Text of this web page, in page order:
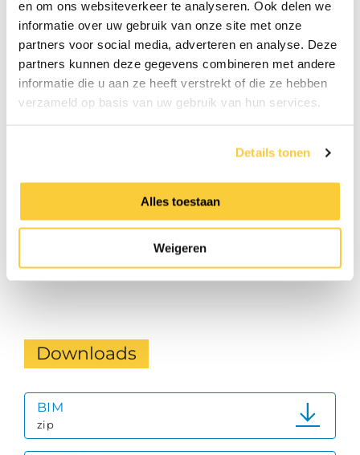
en om ons websiteverkeer te analyseren. Ook delen we
informatie over uw gebruik van onze site met onze
partners voor social media, adverteren en analyse. Deze
partners kunnen deze gegevens combineren met andere
informatie die u aan ze heeft verstrekt of die ze hebben
verzameld op basis van uw gebruik van hun services.
Details tonen
Alles toestaan
Weigeren
Met automatische
vulfunctie
Vulcapaciteit
600.0 l.h
Breedte
624.0 mm
2.0 - 8.0 bar
Geschikt voor
membraandrukexpansievat
Ja
Geschikt voor
compressorgestuurde
Nee
Downloads
BIM
zip